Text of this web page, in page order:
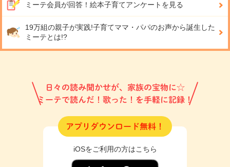
ミーテ会員が回答！ 絵本子育てアンケートを見る
19万組の親子が実践!子育てママ・パパのお声から誕生した
ミーテとは!?
日々の読み聞かせが、家族の宝物に☆
ミーテで読んだ！歌った！を手軽に記録！
アプリダウンロード無料！
iOSをご利用の方はこちら